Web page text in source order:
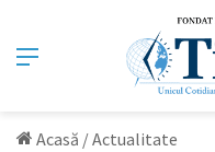
Meniu
Acasă /Actualitate